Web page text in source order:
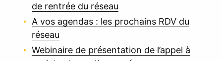
de rentrée du réseau
A vos agendas : les prochains RDV du
réseau
Webinaire de présentation de l’appel à